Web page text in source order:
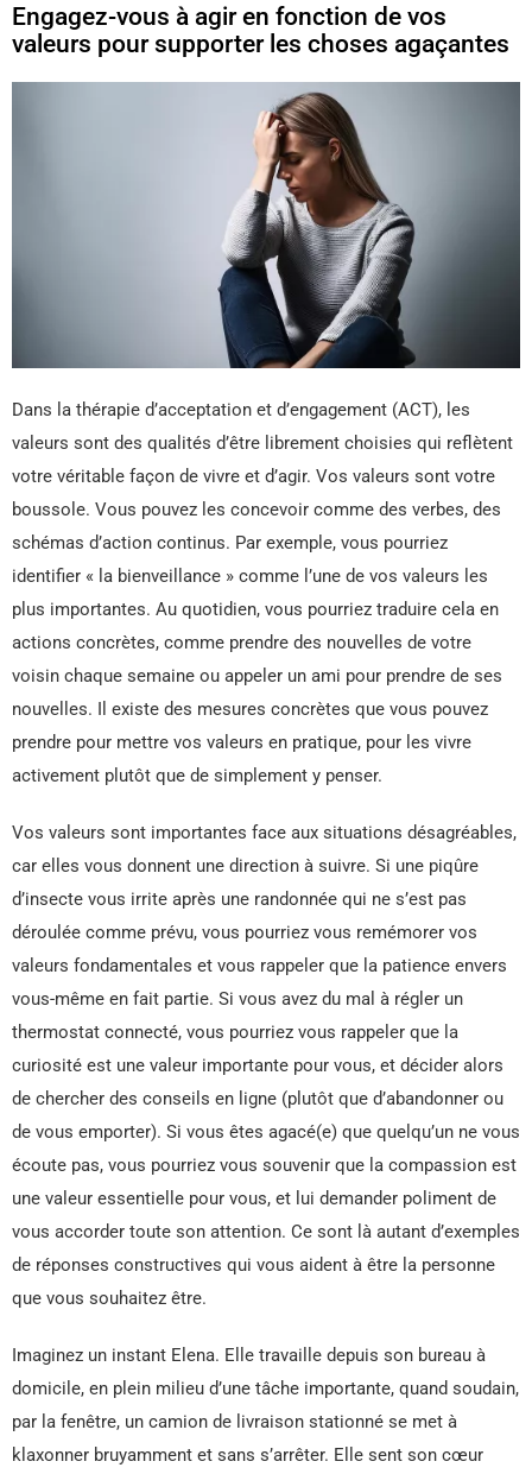
Engagez-vous à agir en fonction de vos
valeurs pour supporter les choses agaçantes
Dans la thérapie d’acceptation et d’engagement (ACT), les
valeurs sont des qualités d’être librement choisies qui reflètent
votre véritable façon de vivre et d’agir. Vos valeurs sont votre
boussole. Vous pouvez les concevoir comme des verbes, des
schémas d’action continus. Par exemple, vous pourriez
identifier « la bienveillance » comme l’une de vos valeurs les
plus importantes. Au quotidien, vous pourriez traduire cela en
actions concrètes, comme prendre des nouvelles de votre
voisin chaque semaine ou appeler un ami pour prendre de ses
nouvelles. Il existe des mesures concrètes que vous pouvez
prendre pour mettre vos valeurs en pratique, pour les vivre
activement plutôt que de simplement y penser.
Vos valeurs sont importantes face aux situations désagréables,
car elles vous donnent une direction à suivre. Si une piqûre
d’insecte vous irrite après une randonnée qui ne s’est pas
déroulée comme prévu, vous pourriez vous remémorer vos
valeurs fondamentales et vous rappeler que la patience envers
vous-même en fait partie. Si vous avez du mal à régler un
thermostat connecté, vous pourriez vous rappeler que la
curiosité est une valeur importante pour vous, et décider alors
de chercher des conseils en ligne (plutôt que d’abandonner ou
de vous emporter). Si vous êtes agacé(e) que quelqu’un ne vous
écoute pas, vous pourriez vous souvenir que la compassion est
une valeur essentielle pour vous, et lui demander poliment de
vous accorder toute son attention. Ce sont là autant d’exemples
de réponses constructives qui vous aident à être la personne
que vous souhaitez être.
Imaginez un instant Elena. Elle travaille depuis son bureau à
domicile, en plein milieu d’une tâche importante, quand soudain,
par la fenêtre, un camion de livraison stationné se met à
klaxonner bruyamment et sans s’arrêter. Elle sent son cœur